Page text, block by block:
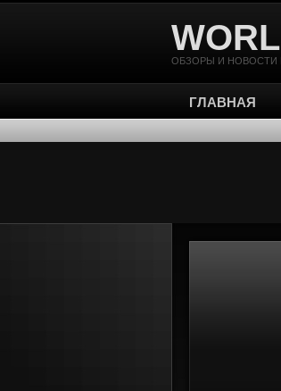
ОБЗОРЫ И НОВОСТИ
ГЛАВНАЯ